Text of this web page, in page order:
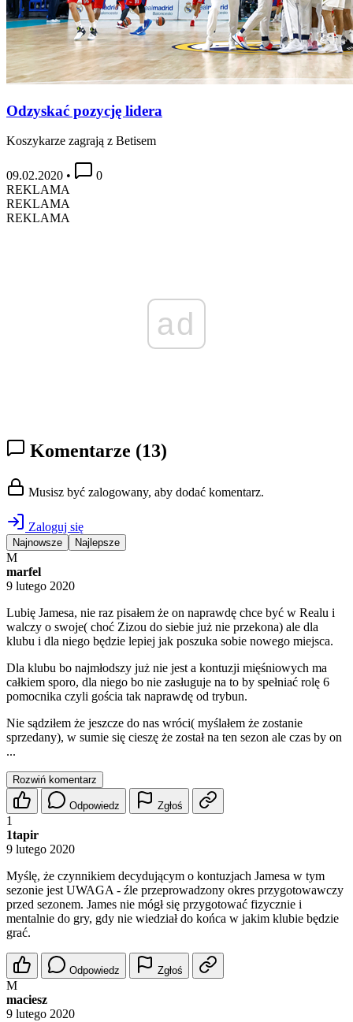
Odzyskać pozycję lidera
Koszykarze zagrają z Betisem
09.02.2020 •
0
REKLAMA
REKLAMA
REKLAMA
ad
Komentarze (13)
Musisz być zalogowany, aby dodać komentarz.
Zaloguj się
Najnowsze Najlepsze
M
marfel
9 lutego 2020
Lubię Jamesa, nie raz pisałem że on naprawdę chce być w Realu i
walczy o swoje( choć Zizou do siebie już nie przekona) ale dla
klubu i dla niego będzie lepiej jak poszuka sobie nowego miejsca.
Dla klubu bo najmłodszy już nie jest a kontuzji mięśniowych ma
całkiem sporo, dla niego bo nie zasługuje na to by spełniać rolę 6
pomocnika czyli gościa tak naprawdę od trybun.
Nie sądziłem że jeszcze do nas wróci( myślałem że zostanie
sprzedany), w sumie się cieszę że został na ten sezon ale czas by on
...
Rozwiń komentarz
Odpowiedz Zgłoś
1
1tapir
9 lutego 2020
Myślę, że czynnikiem decydującym o kontuzjach Jamesa w tym
sezonie jest UWAGA - źle przeprowadzony okres przygotowawczy
przed sezonem. James nie mógł się przygotować fizycznie i
mentalnie do gry, gdy nie wiedział do końca w jakim klubie będzie
grać.
Odpowiedz Zgłoś
M
maciesz
9 lutego 2020